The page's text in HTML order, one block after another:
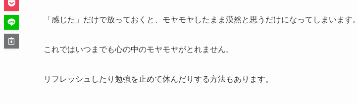
「感じた」だけで放っておくと、モヤモヤしたまま漠然と思うだけになってしまいます。
これではいつまでも心の中のモヤモヤがとれません。
リフレッシュしたり勉強を止めて休んだりする方法もあります。